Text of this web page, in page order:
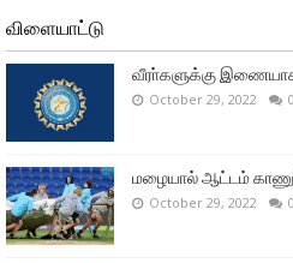
விளையாட்டு
வீரா்களுக்கு
October 29, 2022 0
மழையால் ஆட்டம்
October 29, 2022 0